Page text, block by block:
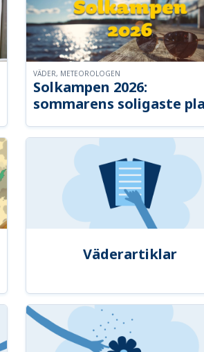
Solkampen 2026:
sommarens soligaste
VÄDER, METEOROLOGEN
Väderartiklar